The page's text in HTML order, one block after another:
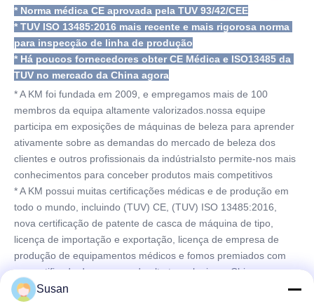
* Norma médica CE aprovada pela TUV 93/42/CEE
* TUV ISO 13485:2016 mais recente e mais rigorosa norma
para inspecção de linha de produção
* Há poucos fornecedores obter CE Médica e ISO13485 da
TUV no mercado da China agora
* A KM foi fundada em 2009, e empregamos mais de 100
membros da equipa altamente valorizados.nossa equipe
participa em exposições de máquinas de beleza para aprender
ativamente sobre as demandas do mercado de beleza dos
clientes e outros profissionais da indústriaIsto permite-nos mais
conhecimentos para conceber produtos mais competitivos
* A KM possui muitas certificações médicas e de produção em
todo o mundo, incluindo (TUV) CE, (TUV) ISO 13485:2016,
nova certificação de patente de casca de máquina de tipo,
licença de importação e exportação, licença de empresa de
produção de equipamentos médicos e fomos premiados com
um certificado de empresa de alta tecnologia na China.
* A visão empresarial da KM é orientada para o cliente e
Susan